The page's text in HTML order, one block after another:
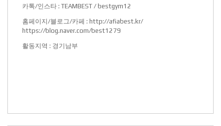
카톡/인스타 : TEAMBEST / bestgym12
홈페이지/블로그/카페 :http://afiabest.kr/
https://blog.naver.com/best1279
활동지역 : 경기남부